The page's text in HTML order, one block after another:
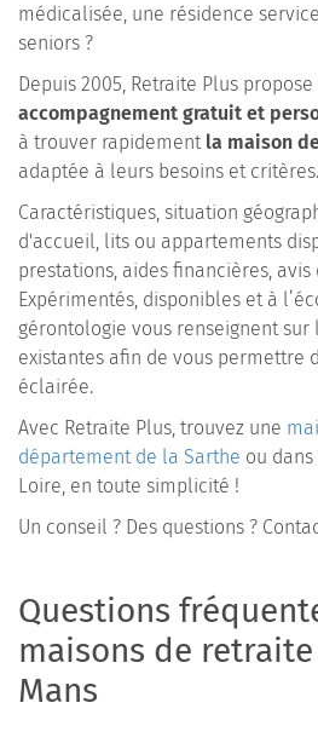
médicalisée, une résidence
seniors ?
Depuis 2005, Retraite Plus
accompagnement gratuit et
à trouver rapidement la maison
adaptée à leurs besoins et critères.
Caractéristiques, situation
d'accueil, lits ou appartements
prestations, aides financières, avis
Expérimentés, disponibles et à
gérontologie vous renseignent
existantes afin de vous permettre
éclairée.
Avec Retraite Plus, trouvez une
département de la Sarthe ou
Loire, en toute simplicité !
Un conseil ? Des questions ?
Questions
maisons de retraite
Mans